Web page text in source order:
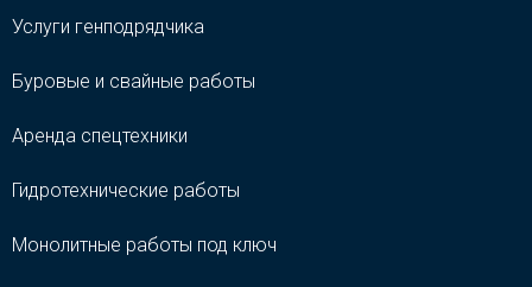
Услуги генподрядчика
Буровые и свайные работы
Аренда спецтехники
Гидротехнические работы
Монолитные работы под ключ